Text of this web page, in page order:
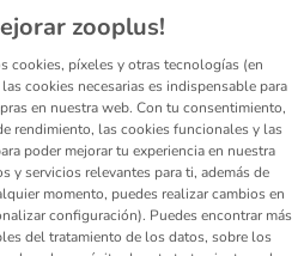
Website
Aviso Legal
DSA
Contacto
Formas de pago
de datos
zooplus!
cookies, píxeles y otras tecnologías (en
cookies necesarias es indispensable para
en nuestra web. Con tu consentimiento,
rendimiento, las cookies funcionales y las
poder mejorar tu experiencia en nuestra
y servicios relevantes para ti, además de
momento, puedes realizar cambios en
configuración). Puedes encontrar más
del tratamiento de los datos, sobre los